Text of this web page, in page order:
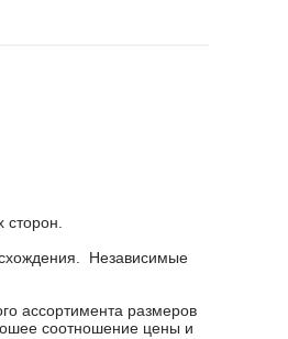
сторон.
Независимые
ассортимента размеров
соотношение цены и